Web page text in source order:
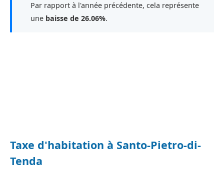
Par rapport à l'année précédente, cela représente
une baisse de 26.06%.
Taxe d'habitation à Santo-Pietro-di-
Tenda